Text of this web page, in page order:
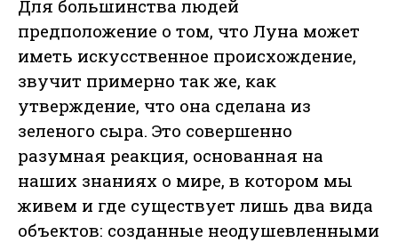
Для большинства людей
предположение о том, что Луна может
иметь искусственное происхождение,
звучит примерно так же, как
утверждение, что она сделана из
зеленого сыра. Это совершенно
разумная реакция, основанная на
наших знаниях о мире, в котором мы
живем и где существует лишь два вида
объектов: созданные неодушевленными